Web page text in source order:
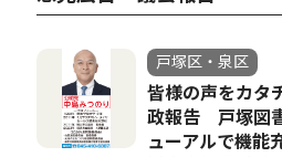
戸塚区・泉区
皆様の声をカ
政報告 戸塚図
ューアルで機